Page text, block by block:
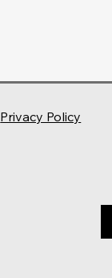
Privacy Policy